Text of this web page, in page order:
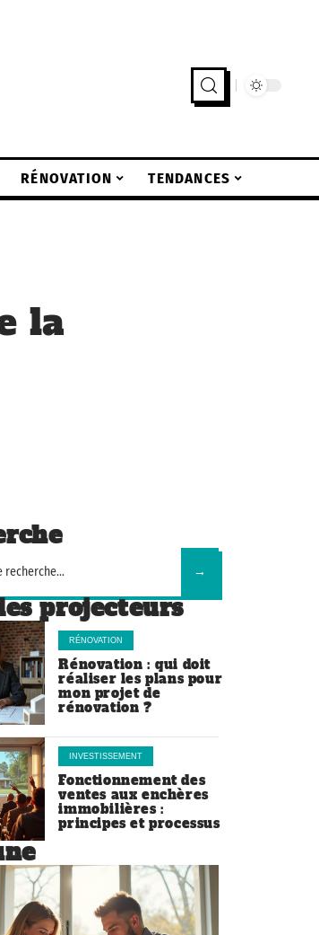
RÉNOVATION TENDANCES
la
projecteurs
RÉNOVATION
Rénovation : qui doit
réaliser les plans pour
mon projet de
rénovation ?
INVESTISSEMENT
Fonctionnement des
ventes aux enchères
immobilières :
principes et processus